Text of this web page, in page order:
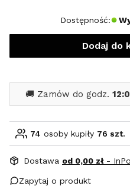
Dostępność:
Dodaj do
🚚 Zamów do godz.
74 osoby kupiły 76 szt.
Dostawa od 0,00 zł -
Zapytaj o produkt